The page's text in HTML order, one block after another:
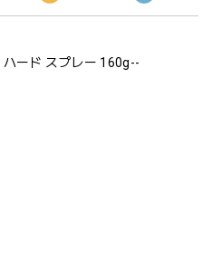
ハード スプレー 160g--